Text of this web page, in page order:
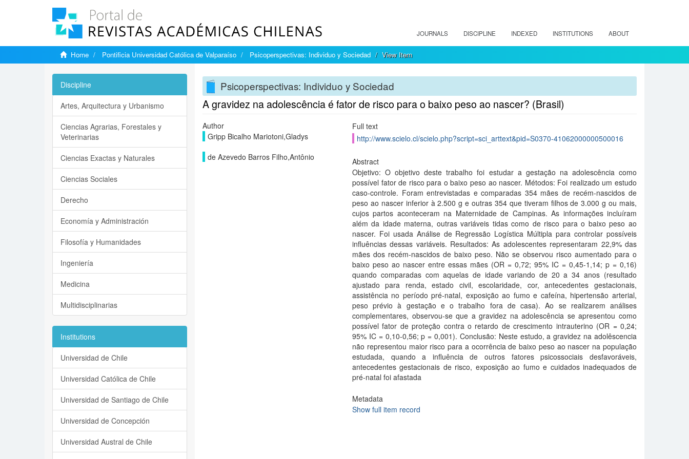
JOURNALS DISCIPLINE INDEXED INSTITUTIONS ABOUT
Home Pontificia Universidad Católica de Valparaíso Psicoperspectivas: Individuo y Sociedad View Item
Psicoperspectivas: Individuo y Sociedad
A gravidez na adolescência é fator de risco para o baixo peso ao nascer? (Brasil)
Author
Gripp Bicalho Mariotoni,Gladys
de Azevedo Barros Filho,Antônio
Full text
http://www.scielo.cl/scielo.php?script=sci_arttext&pid=S0370-41062000000500016
Abstract
Objetivo: O objetivo deste trabalho foi estudar a gestação na adolescência como
possível fator de risco para o baixo peso ao nascer. Métodos: Foi realizado um estudo
caso-controle. Foram entrevistadas e comparadas 354 mães de recém-nascidos de
peso ao nascer inferior à 2.500 g e outras 354 que tiveram filhos de 3.000 g ou mais,
cujos partos aconteceram na Maternidade de Campinas. As informações incluíram
além da idade materna, outras variáveis tidas como de risco para o baixo peso ao
nascer. Foi usada Análise de Regressão Logística Múltipla para controlar possíveis
influências dessas variáveis. Resultados: As adolescentes representaram 22,9% das
mães dos recém-nascidos de baixo peso. Não se observou risco aumentado para o
baixo peso ao nascer entre essas mães (OR = 0,72; 95% IC = 0,45-1,14; p = 0,16)
quando comparadas com aquelas de idade variando de 20 a 34 anos (resultado
ajustado para renda, estado civil, escolaridade, cor, antecedentes gestacionais,
assistência no período pré-natal, exposição ao fumo e cafeína, hipertensão arterial,
peso prévio à gestação e o trabalho fora de casa). Ao se realizarem análises
complementares, observou-se que a gravidez na adolescência se apresentou como
possível fator de proteção contra o retardo de crescimento intrauterino (OR = 0,24;
95% IC = 0,10-0,56; p = 0,001). Conclusão: Neste estudo, a gravidez na adolêscencia
não representou maior risco para a ocorrência de baixo peso ao nascer na população
estudada, quando a influência de outros fatores psicossociais desfavoráveis,
antecedentes gestacionais de risco, exposição ao fumo e cuidados inadequados de
pré-natal foi afastada
Metadata
Show full item record
Discipline
Artes, Arquitectura y Urbanismo
Ciencias Agrarias, Forestales y
Veterinarias
Ciencias Exactas y Naturales
Ciencias Sociales
Derecho
Economía y Administración
Filosofía y Humanidades
Ingeniería
Medicina
Multidisciplinarias
Institutions
Universidad de Chile
Universidad Católica de Chile
Universidad de Santiago de Chile
Universidad de Concepción
Universidad Austral de Chile